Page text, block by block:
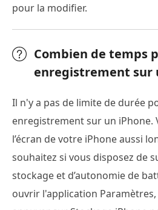
pour la modifier.
Combien de temps
enregistrement sur
Il n'y a pas de limite de durée
enregistrement sur un iPhone.
l’écran de votre iPhone aussi
souhaitez si vous disposez de
stockage et d’autonomie de
ouvrir l'application